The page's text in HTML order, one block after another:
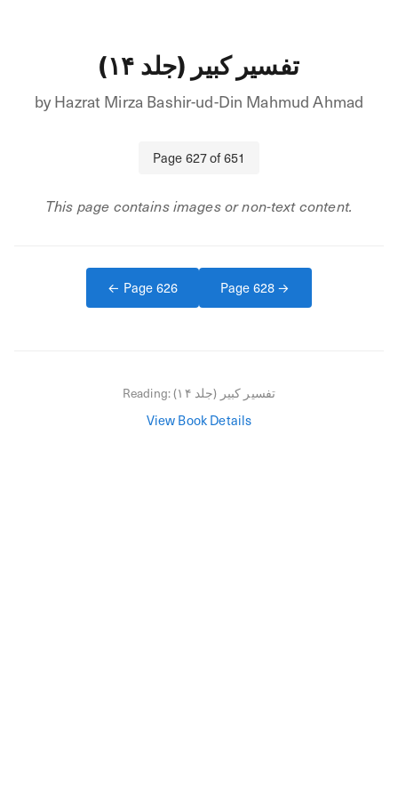
تفسیر کبیر (جلد ۱۴)
byHazrat Mirza Bashir-ud-Din Mahmud Ahmad
Page 627of651
This page contains images or non-text content.
← Page 626 Page 628 →
Reading: تفسیر کبیر (جلد ۱۴)
View Book Details